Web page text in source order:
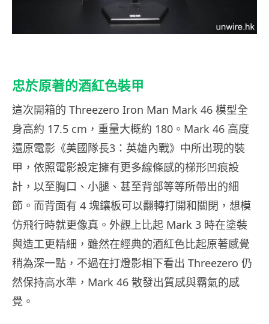
忠於原著的酒紅色裝甲
這次開箱的 Threezero Iron Man Mark 46 模型全
身高約 17.5 cm，重量大概約 180。Mark 46 高度
還原電影《美國隊長3：英雄內戰》中所出現的裝
甲，依照電影設定擁有更多線條感的梯形凹痕設
計，以至胸口、小腿、甚至背部等等所帶出的細
節。而背面有 4 塊鑲板可以翻轉打開和關閉，想模
仿飛行時就更像真。外觀上比起 Mark 3 時在塗裝
與造工更精細，雖然在經典的酒紅色比起原著感覺
稍為深一點，不過在打燈影相下看出 Threezero 仍
然保持高水準，Mark 46 散發出質感與霸氣的感
覺。